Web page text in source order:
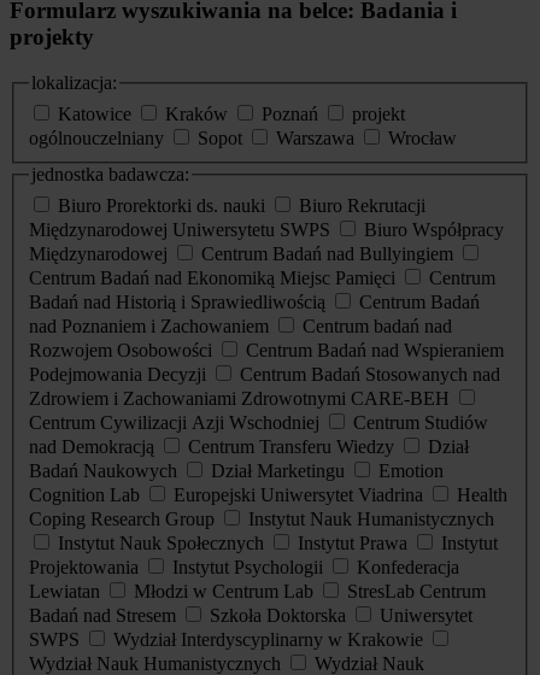
Formularz wyszukiwania na belce: Badania i
projekty
lokalizacja:
Katowice
Kraków Poznań
projekt
ogólnouczelniany
Sopot Warszawa
Wrocław
jednostka badawcza:
Biuro Prorektorki ds. nauki
Biuro Rekrutacji
Międzynarodowej Uniwersytetu SWPS
Biuro Współpracy
Międzynarodowej
Centrum Badań nad Bullyingiem
Centrum Badań nad Ekonomiką Miejsc Pamięci
Centrum
Badań nad Historią i Sprawiedliwością
Centrum Badań
nad Poznaniem i Zachowaniem
Centrum badań nad
Rozwojem Osobowości
Centrum Badań nad Wspieraniem
Podejmowania Decyzji
Centrum Badań Stosowanych nad
Zdrowiem i Zachowaniami Zdrowotnymi CARE-BEH
Centrum Cywilizacji Azji Wschodniej
Centrum Studiów
nad Demokracją
Centrum Transferu Wiedzy
Dział
Badań Naukowych
Dział Marketingu
Emotion
Cognition Lab
Europejski Uniwersytet Viadrina
Health
Coping Research Group
Instytut Nauk Humanistycznych
Instytut Nauk Społecznych
Instytut Prawa
Instytut
Projektowania
Instytut Psychologii
Konfederacja
Lewiatan
Młodzi w Centrum Lab
StresLab Centrum
Badań nad Stresem
Szkoła Doktorska
Uniwersytet
SWPS
Wydział Interdyscyplinarny w Krakowie
Wydział Nauk Humanistycznych
Wydział Nauk